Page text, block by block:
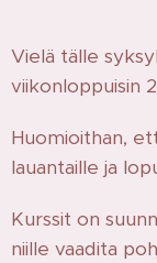
Vielä tälle
viikonloppuisin
Huomioithan,
lauantaille ja
Kurssit on
niille vaadita